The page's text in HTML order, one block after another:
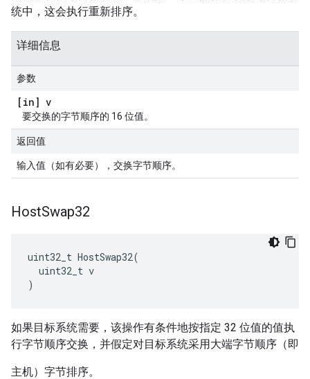
统中，这会执行重新排序。
详细信息
参数
[in] v
要交换的字节顺序的 16 位值。
返回值
输入值（如有必要），交换字节顺序。
HostSwap32
uint32_t HostSwap32(
  uint32_t v
)
如果目标系统需要，该操作有条件地按指定 32 位值的值执
行字节顺序交换，并假定对目标系统采用大端字节顺序（即
主机）字节排序。